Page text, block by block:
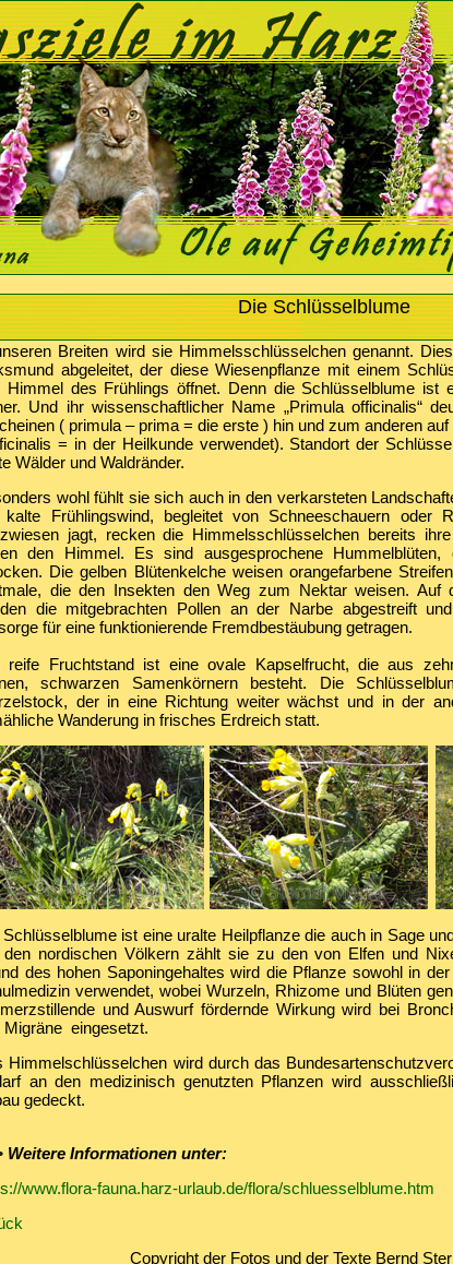
Die Schlüsselblume
Breiten wird sie Himmelsschlüsselchen genannt.
abgeleitet, der diese Wiesenpflanze mit einem
Himmel des Frühlings öffnet. Denn die Schlüsselblume ist
Und ihr wissenschaftlicher Name „Primula officinalis“
( primula – prima = die erste ) hin und zum anderen
= in der Heilkunde verwendet). Standort der
Wälder und Waldränder.
wohl fühlt sie sich auch in den verkarsteten
kalte Frühlingswind, begleitet von Schneeschauern oder
jagt, recken die Himmelsschlüsselchen bereits
den Himmel. Es sind ausgesprochene
Die gelben Blütenkelche weisen orangefarbene
die den Insekten den Weg zum Nektar weisen. Auf
die mitgebrachten Pollen an der Narbe abgestreift
für eine funktionierende Fremdbestäubung getragen.
reife Fruchtstand ist eine ovale Kapselfrucht, die aus
schwarzen Samenkörnern besteht. Die
der in eine Richtung weiter wächst und in der
Wanderung in frisches Erdreich statt.
Schlüsselblume ist eine uralte Heilpflanze die auch in Sage
den nordischen Völkern zählt sie zu den von Elfen und
des hohen Saponingehaltes wird die Pflanze sowohl in
verwendet, wobei Wurzeln, Rhizome und Blüten
und Auswurf fördernde Wirkung wird bei
Migräne eingesetzt.
Himmelschlüsselchen wird durch das
an den medizinisch genutzten Pflanzen wird
gedeckt.
Weitere Informationen unter:
www.flora-fauna.harz-urlaub.de/flora/schluesselblume.htm
Copyright der Fotos und der Texte Bernd